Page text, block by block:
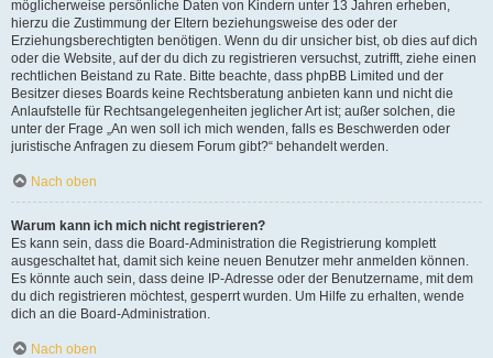
möglicherweise persönliche Daten von Kindern unter 13 Jahren erheben,
hierzu die Zustimmung der Eltern beziehungsweise des oder der
Erziehungsberechtigten benötigen. Wenn du dir unsicher bist, ob dies auf dich
oder die Website, auf der du dich zu registrieren versuchst, zutrifft, ziehe einen
rechtlichen Beistand zu Rate. Bitte beachte, dass phpBB Limited und der
Besitzer dieses Boards keine Rechtsberatung anbieten kann und nicht die
Anlaufstelle für Rechtsangelegenheiten jeglicher Art ist; außer solchen, die
unter der Frage „An wen soll ich mich wenden, falls es Beschwerden oder
juristische Anfragen zu diesem Forum gibt?“ behandelt werden.
Nach oben
Warum kann ich mich nicht registrieren?
Es kann sein, dass die Board-Administration die Registrierung komplett
ausgeschaltet hat, damit sich keine neuen Benutzer mehr anmelden können.
Es könnte auch sein, dass deine IP-Adresse oder der Benutzername, mit dem
du dich registrieren möchtest, gesperrt wurden. Um Hilfe zu erhalten, wende
dich an die Board-Administration.
Nach oben